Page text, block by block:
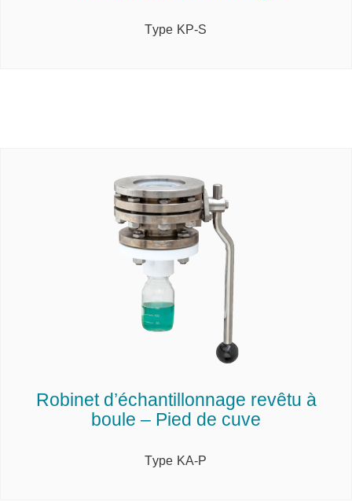
Type KP-S
Robinet d’échantillonnage revêtu à
boule – Pied de cuve
Type KA-P